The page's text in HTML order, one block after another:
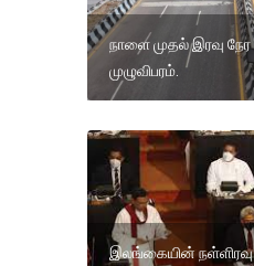
நாளை முதல் இரவு
முழுவிபரம்.
இலங்கையின்